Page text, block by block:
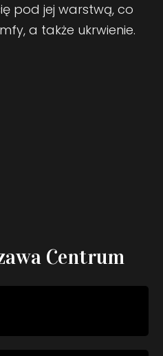
pod jej warstwą, co
a także ukrwienie.
Centrum